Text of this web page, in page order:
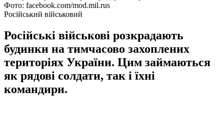
Фото: facebook.com/mod.mil.rus
Російський військовий
Російські військові розкрадають
будинки на тимчасово захоплених
територіях України. Цим займаються
як рядові солдати, так і їхні
командири.